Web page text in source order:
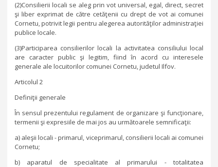
(2)Consilierii locali se aleg prin vot universal, egal, direct, secret
şi liber exprimat de către cetăţenii cu drept de vot ai comunei
Cornetu, potrivit legii pentru alegerea autorităţilor administraţiei
publice locale.
(3)Participarea consilierilor locali la activitatea consiliului local
are caracter public şi legitim, fiind în acord cu interesele
generale ale locuitorilor comunei Cornetu, judetul Ilfov.
Articolul 2
Definiţii generale
În sensul prezentului regulament de organizare şi funcţionare,
termenii şi expresiile de mai jos au următoarele semnificaţii:
a) aleşii locali - primarul, viceprimarul, consilierii locali ai comunei
Cornetu;
b) aparatul de specialitate al primarului - totalitatea